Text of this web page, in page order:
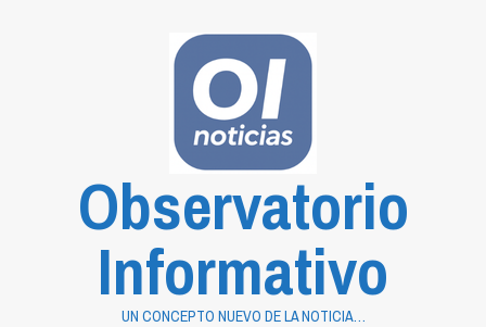
Observatorio
Informativo
UN CONCEPTO NUEVO DE LA NOTICIA…